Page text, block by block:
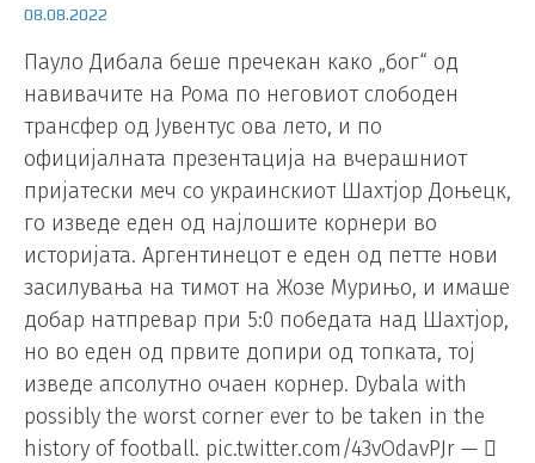
08.08.2022
Пауло Дибала беше пречекан како „бог“ од
навивачите на Рома по неговиот слободен
трансфер од Јувентус ова лето, и по
официјалната презентација на вчерашниот
пријатески меч со украинскиот Шахтјор Доњецк,
го изведе еден од најлошите корнери во
историјата. Аргентинецот е еден од петте нови
засилувања на тимот на Жозе Мурињо, и имаше
добар натпревар при 5:0 победата над Шахтјор,
но во еден од првите допири од топката, тој
изведе апсолутно очаен корнер. Dybala with
possibly the worst corner ever to be taken in the
history of football. pic.twitter.com/43vOdavPJr — 